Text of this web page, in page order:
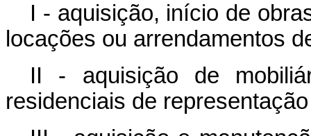
I - aquisição, início de
locações ou arrendamentos
II - aquisição de
residenciais de